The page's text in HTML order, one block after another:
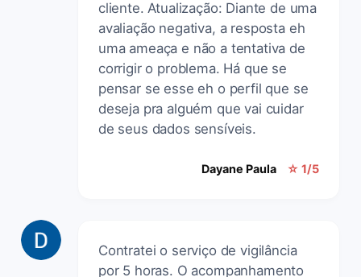
cliente. Atualização: Diante de uma
avaliação negativa, a resposta eh
uma ameaça e não a tentativa de
corrigir o problema. Há que se
pensar se esse eh o perfil que se
deseja pra alguém que vai cuidar
de seus dados sensíveis.
Dayane Paula ☆ 1/5
Contratei o serviço de vigilância
por 5 horas. O acompanhamento